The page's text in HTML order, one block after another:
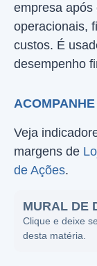
empresa após
operacionais,
custos. É
desempenho
Veja
margens de
de Ações.
MURAL DE
Clique e deixe
desta matéria.